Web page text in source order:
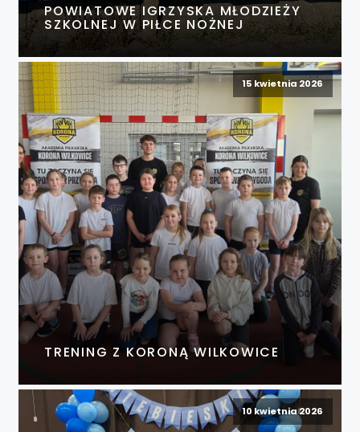
POWIATOWE IGRZYSKA MŁODZIEŻY
SZKOLNEJ W PIŁCE NOŻNEJ
15 kwietnia 2026
TRENING Z KORONĄ WILKOWICE
10 kwietnia 2026